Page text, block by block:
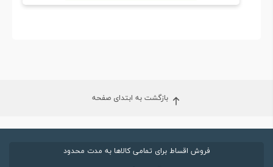
بازگشت به ابتدای صفحه
فروش اقساط برای تمامی کالاها به مدت محدود